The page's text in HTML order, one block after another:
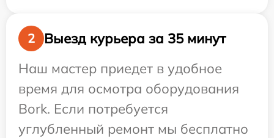
2
Выезд курьера за 35 минут
Наш мастер приедет в удобное
время для осмотра оборудования
Bork. Если потребуется
углубленный ремонт мы бесплатно